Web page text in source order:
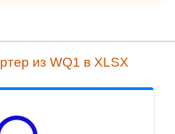
из WQ1 в XLSX